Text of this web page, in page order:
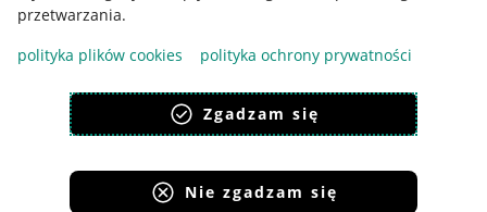
przetwarzania.
polityka plików cookies
polityka ochrony prywatności
Zgadzam się
Nie zgadzam się
Korzystanie z serwisu oznacza akceptacjęregulaminu